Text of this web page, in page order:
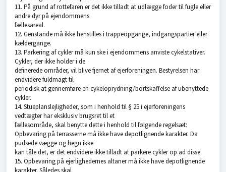
11. På grund af rottefaren er det ikke tilladt at udlægge foder til fugle eller
andre dyr på ejendommens
fællesareal.
12. Genstande må ikke henstilles i trappeopgange, indgangspartier eller
kældergange.
13. Parkering af cykler må kun ske i ejendommens anviste cykelstativer.
Cykler, der ikke holder i de
definerede områder, vil blive fjernet af ejerforeningen. Bestyrelsen har
endvidere fuldmagt til
periodisk at gennemføre en cykeloprydning/bortskaffelse af ubenyttede
cykler.
14. Stueplanslejligheder, som i henhold til § 25 i ejerforeningens
vedtægter har eksklusiv brugsret til et
fællesområde, skal benytte dette i henhold til følgende regelsæt:
Opbevaring på terrasserne må ikke have depotlignende karakter. Da
pudsede vægge og hegn ikke
kan tåle det, er det endvidere ikke tilladt at parkere cykler op ad disse.
15. Opbevaring på ejerlighedernes altaner må ikke have depotlignende
karakter. Således skal